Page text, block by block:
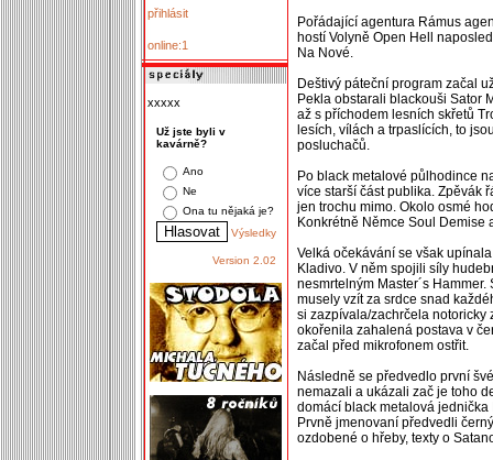
přihlásit
online:1
xxxxx
Už jste byli v
kavárně?
Ano
Ne
Ona tu nějaká je?
Výsledky
Version 2.02
Pořádající agentura Rámus
hostí Volyně Open Hell
Na Nové.
Deštivý páteční program začal
Pekla obstarali blackouši Sator
až s příchodem lesních skřetů
lesích, vílách a trpaslících, to
posluchačů.
Po black metalové půlhodince
více starší část publika. Zpěvák
jen trochu mimo. Okolo osmé
Konkrétně Němce Soul Demise
Velká očekávání se však
Kladivo. V něm spojili síly
nesmrtelným Master´s
musely vzít za srdce snad
si zazpívala/zachrčela notoricky
okořenila zahalená postava v
začal před mikrofonem ostřit.
Následně se předvedlo první
nemazali a ukázali zač je toho
domácí black metalová jednička
Prvně jmenovaní předvedli
ozdobené o hřeby, texty o